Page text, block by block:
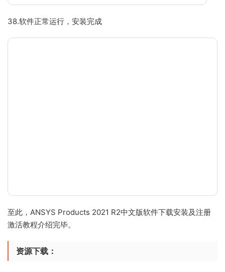
38.软件正常运行，安装完成
至此，ANSYS Products 2021 R2中文版软件下载安装及注册
激活教程介绍完毕。
资源下载：